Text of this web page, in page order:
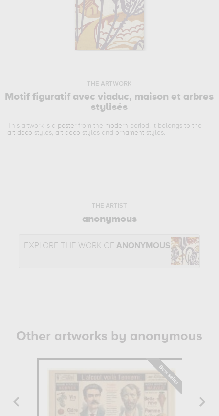
THE ARTWORK
Motif figuratif avec viaduc, maison et arbres
stylisés
This artwork is a poster from the modern period. It belongs to the
art deco styles, art deco styles and ornament styles.
THE ARTIST
anonymous
EXPLORE THE WORK OFANONYMOUS
Other artworks by anonymous